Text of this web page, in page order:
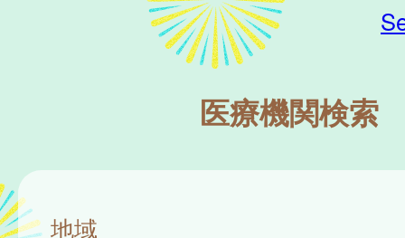
医療機関検索
地域